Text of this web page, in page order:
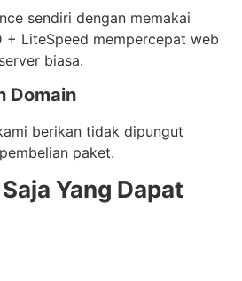
sendiri dengan memakai
+ LiteSpeed mempercepat web
biasa.
Domain
berikan tidak dipungut
paket.
Yang Dapat